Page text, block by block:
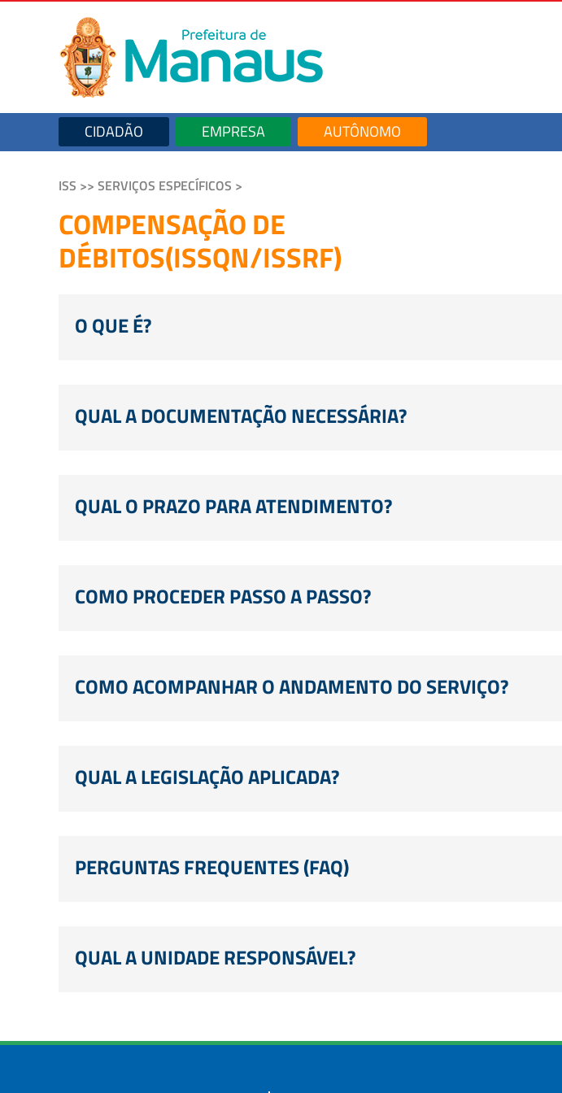
CIDADÃO EMPRESA AUTÔNOMO
ISS >> SERVIÇOS ESPECÍFICOS >
COMPENSAÇÃO DE
DÉBITOS(ISSQN/ISSRF)
O QUE É?
QUAL A DOCUMENTAÇÃO NECESSÁRIA?
QUAL O PRAZO PARA ATENDIMENTO?
COMO PROCEDER PASSO A PASSO?
COMO ACOMPANHAR O ANDAMENTO DO SERVIÇO?
QUAL A LEGISLAÇÃO APLICADA?
PERGUNTAS FREQUENTES (FAQ)
QUAL A UNIDADE RESPONSÁVEL?